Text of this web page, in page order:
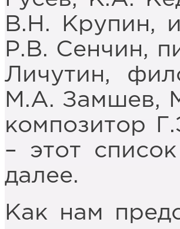
В.Н. Крупин,
Р.В. Сенчин,
Личутин,
М.А. Замшев,
композитор
– этот
далее.
Как нам